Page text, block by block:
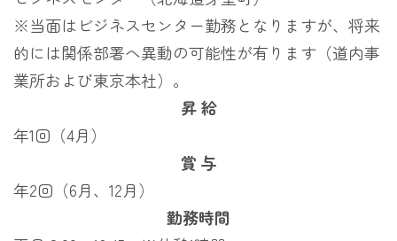
※当面はビジネスセンター勤務となりますが、将来
的には関係部署へ異動の可能性が有ります（道内事
業所および東京本社）。
昇 給
年1回（4月）
賞 与
年2回（6月、12月）
勤務時間